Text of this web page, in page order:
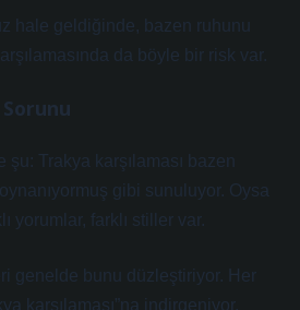
hale geldiğinde, bazen ruhunu
da böyle bir risk var.
şu: Trakya karşılaması bazen
gibi sunuluyor. Oysa
yorumlar, farklı stiller var.
genelde bunu düzleştiriyor. Her
karşılaması”na indirgeniyor.